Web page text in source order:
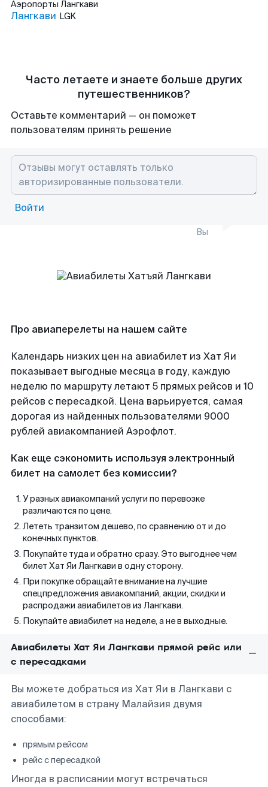
Аэропорты Лангкави
Лангкави LGK
Часто летаете и знаете больше других
путешественников?
Оставьте комментарий — он поможет
пользователям принять решение
Войти
Вы
Про авиаперелеты на нашем сайте
Календарь низких цен на авиабилет из Хат Яи
показывает выгодные месяца в году, каждую
неделю по маршруту летают 5 прямых рейсов и 10
рейсов с пересадкой. Цена варьируется, самая
дорогая из найденных пользователями 9000
рублей авиакомпанией Аэрофлот.
Как еще сэкономить используя электронный
билет на самолет без комиссии?
У разных авиакомпаний услуги по перевозке
различаются по цене.
Лететь транзитом дешево, по сравнению от и до
конечных пунктов.
Покупайте туда и обратно сразу. Это выгоднее чем
билет Хат Яи Лангкави в одну сторону.
При покупке обращайте внимание на лучшие
спецпредложения авиакомпаний, акции, скидки и
распродажи авиабилетов из Лангкави.
Покупайте авиабилет на неделе, а не в выходные.
Авиабилеты Хат Яи Лангкави прямой рейс или
с пересадками
Вы можете добраться из Хат Яи в Лангкави с
авиабилетом в страну Малайзия двумя
способами:
прямым рейсом
рейс с пересадкой
Иногда в расписании могут встречаться